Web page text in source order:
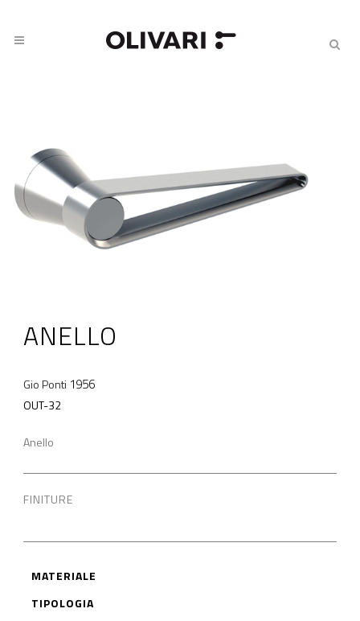
ANELLO
Gio Ponti 1956
OUT-32
Anello
FINITURE
MATERIALE
TIPOLOGIA